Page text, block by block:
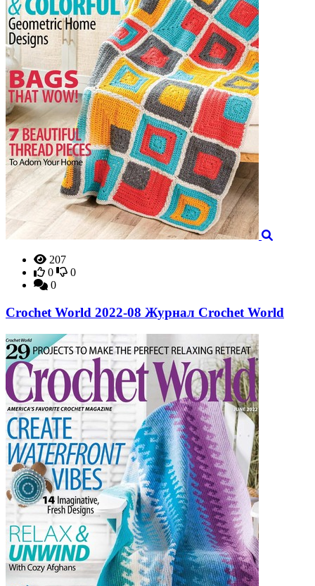
207
0
0
0
Crochet World 2022-08 Журнал Crochet World